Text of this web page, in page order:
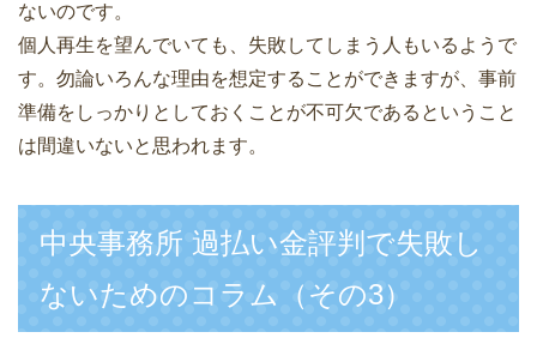
ないのです。
個人再生を望んでいても、失敗してしまう人もいるようで
す。勿論いろんな理由を想定することができますが、事前
準備をしっかりとしておくことが不可欠であるということ
は間違いないと思われます。
中央事務所 過払い金評判で失敗し
ないためのコラム（その3）